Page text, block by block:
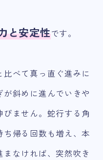
と安定性です。
べて真っ直ぐ進みに
が斜めに進んでいきや
ません。蛇行する角
帰る回数も増え、本
なければ、突然吹き